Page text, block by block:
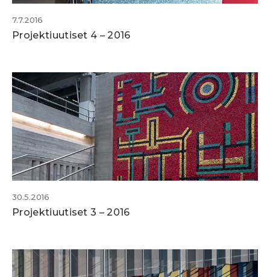
7.7.2016
Projektiuutiset 4 – 2016
30.5.2016
Projektiuutiset 3 – 2016